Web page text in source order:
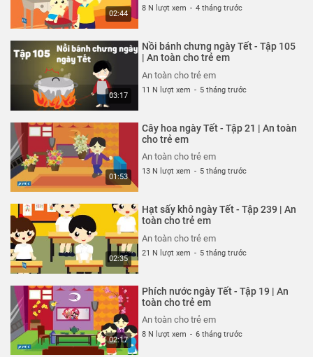
03:04
An toàn cho trẻ em
26 N lượt xem
03:57
An toàn cho trẻ em
26 N lượt xem
02:40
An toàn cho trẻ em
26 N lượt xem
02:57
An toàn cho trẻ em
26 N lượt xem
02:44
8 N lượt xem - 4 tháng trước
03:17
Nồi bánh chưng ngày Tết - Tập 105
| An toàn cho trẻ em
An toàn cho trẻ em
11 N lượt xem - 5 tháng trước
01:53
Cây hoa ngày Tết - Tập 21 | An toàn
cho trẻ em
An toàn cho trẻ em
13 N lượt xem - 5 tháng trước
02:35
Hạt sấy khô ngày Tết - Tập 239 | An
toàn cho trẻ em
An toàn cho trẻ em
21 N lượt xem - 5 tháng trước
02:17
Phích nước ngày Tết - Tập 19 | An
toàn cho trẻ em
An toàn cho trẻ em
8 N lượt xem - 6 tháng trước